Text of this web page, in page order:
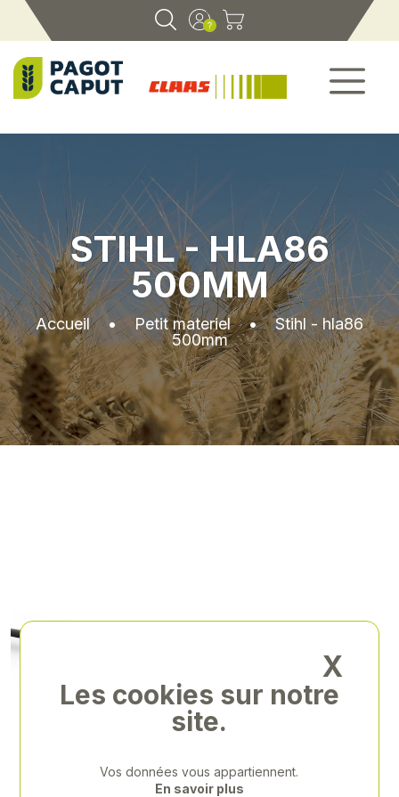
STIHL - HLA86
500MM
Accueil•Petit materiel•Stihl - hla86
500mm
X
Les cookies sur notre
site.
Vos données vous appartiennent.
En savoir plus